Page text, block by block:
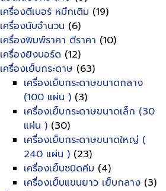
เครื่องตีเบอร์ หมึกเติม (19)
เครื่องนับจำนวน (6)
เครื่องพิมพ์ราคา ตีราคา (10)
เครื่องยิงบอร์ด (12)
เครื่องเย็บกระดาษ (63)
เครื่องเย็บกระดาษขนาดกลาง
(100 แผ่น ) (3)
เครื่องเย็บกระดาษขนาดเล็ก (30
แผ่น ) (30)
เครื่องเย็บกระดาษขนาดใหญ่ (
240 แผ่น ) (23)
เครื่องเย็บชนิดคีม (4)
เครื่องเย็บแขนยาว เย็บกลาง (3)